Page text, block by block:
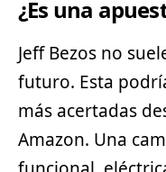
¿Es una
Jeff Bezos no
futuro. Esta
más acertadas
Amazon. Una